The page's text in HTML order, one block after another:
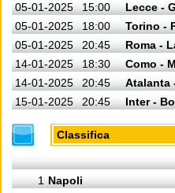
05-01-2025
15:00
Lecce -
05-01-2025
18:00
Torino -
05-01-2025
20:45
Roma -
14-01-2025
18:30
Como -
14-01-2025
20:45
Atalanta
15-01-2025
20:45 Inter -
Classifica
1 Napoli